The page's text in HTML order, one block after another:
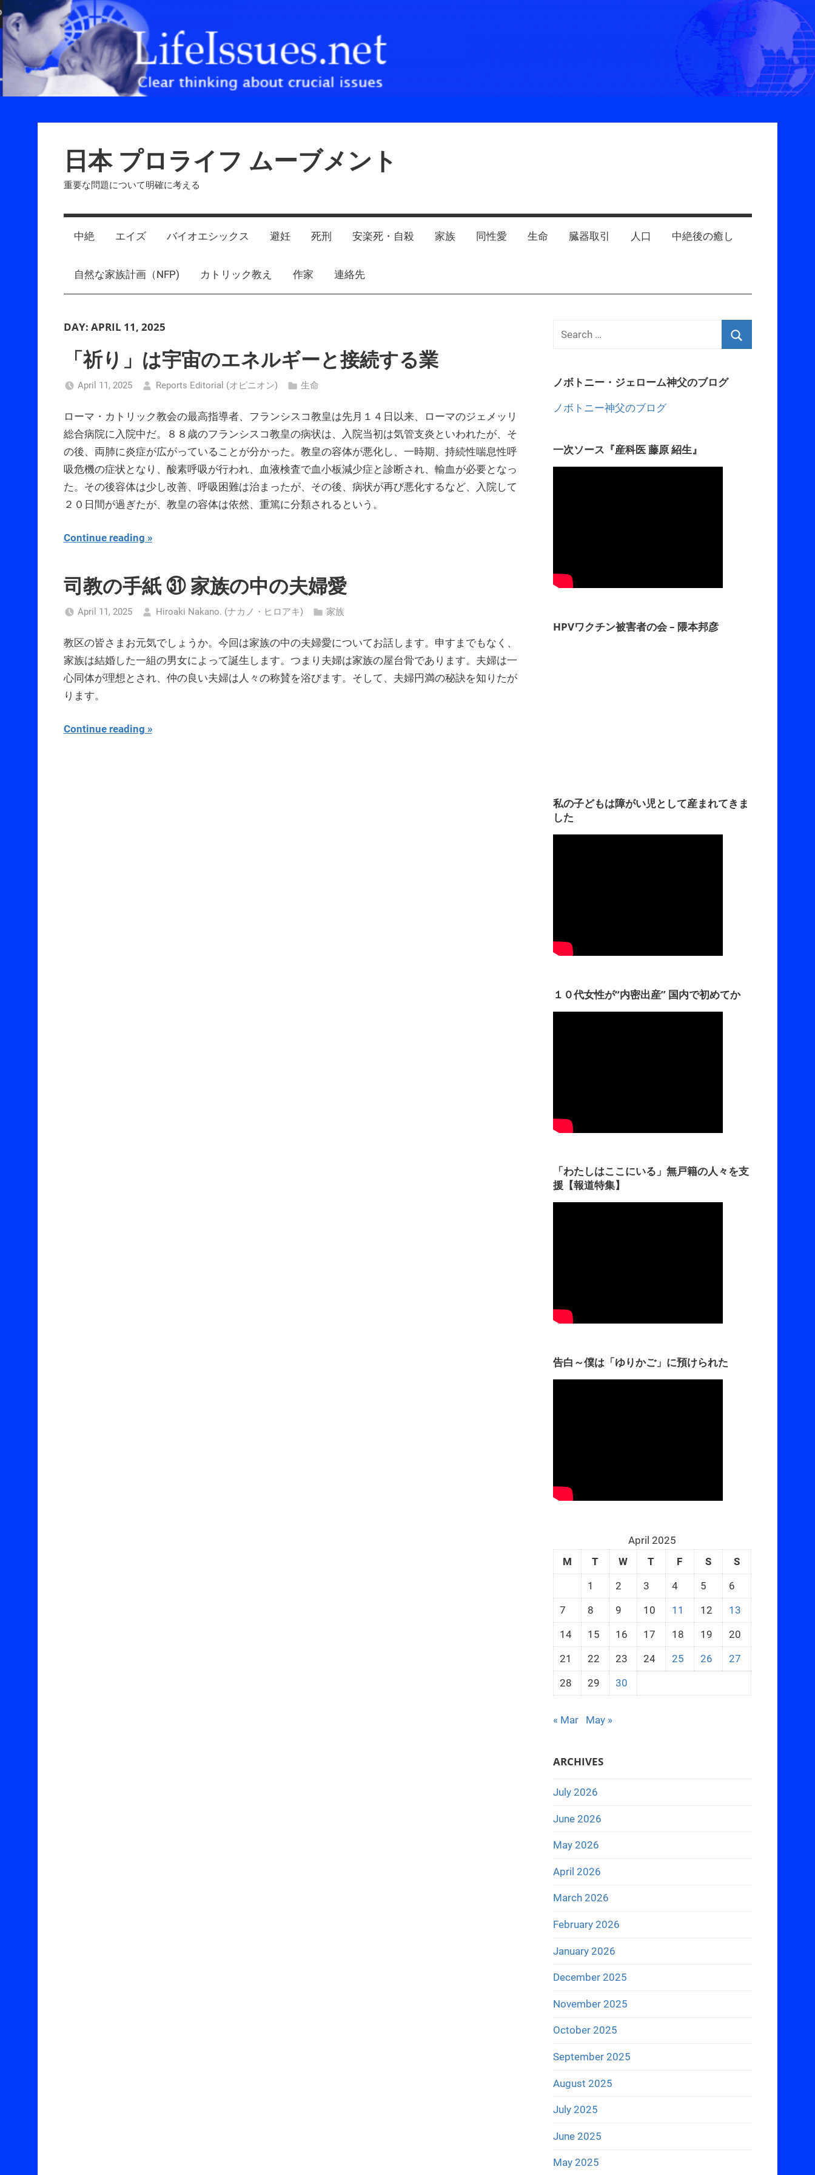
Skip
to
content
日本 プロライフ ムーブメント
重要な問題について明確に考える
中絶 エイズ バイオエシックス 避妊 死刑 安楽死・自殺 家族 同性愛 生命 臓器取引 人口 中絶後の癒し
自然な家族計画（NFP) カトリック教え 作家 連絡先
DAY: APRIL 11, 2025
「祈り」は宇宙のエネルギーと接続する業
April 11, 2025 Reports Editorial (オピニオン) 生命
ローマ・カトリック教会の最高指導者、フランシスコ教皇は先月１４日以来、ローマのジェメッリ
総合病院に入院中だ。８８歳のフランシスコ教皇の病状は、入院当初は気管支炎といわれたが、そ
の後、両肺に炎症が広がっていることが分かった。教皇の容体が悪化し、一時期、持続性喘息性呼
吸危機の症状となり、酸素呼吸が行われ、血液検査で血小板減少症と診断され、輸血が必要となっ
た。その後容体は少し改善、呼吸困難は治まったが、その後、病状が再び悪化するなど、入院して
２０日間が過ぎたが、教皇の容体は依然、重篤に分類されるという。
Continue reading
司教の手紙 ㉛ 家族の中の夫婦愛
April 11, 2025 Hiroaki Nakano. (ナカノ・ヒロアキ) 家族
教区の皆さまお元気でしょうか。今回は家族の中の夫婦愛についてお話します。申すまでもなく、
家族は結婚した一組の男女によって誕生します。つまり夫婦は家族の屋台骨であります。夫婦は一
心同体が理想とされ、仲の良い夫婦は人々の称賛を浴びます。そして、夫婦円満の秘訣を知りたが
ります。
Continue reading
ノボトニー・ジェローム神父のブログ
ノボトニー神父のブログ
一次ソース『産科医 藤原 紹生』
HPVワクチン被害者の会 – 隈本邦彦
私の子どもは障がい児として産まれてきま
した
１０代女性が“内密出産” 国内で初めてか
「わたしはここにいる」無戸籍の人々を支
援【報道特集】
告白～僕は「ゆりかご」に預けられた
April 2025
M
T W T F S
S
1
2 3 4 5
6
7
8 9 10 11 12
13
14
15 16 17 18 19
20
21
22 23 24 25 26
27
28
29 30
« Mar May »
ARCHIVES
July 2026
June 2026
May 2026
April 2026
March 2026
February 2026
January 2026
December 2025
November 2025
October 2025
September 2025
August 2025
July 2025
June 2025
May 2025